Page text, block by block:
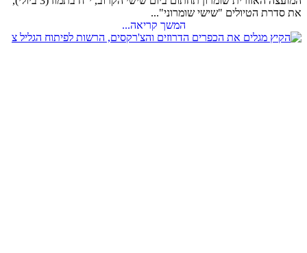
את סדרת הטיולים "שישי שומרוני"...
המשך קריאה...